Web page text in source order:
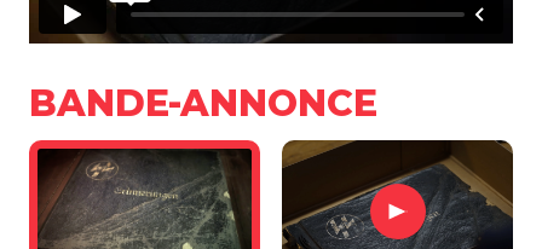
BANDE-ANNONCE